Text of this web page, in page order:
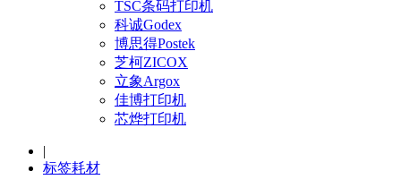
TSC条码打印机
科诚Godex
博思得Postek
芝柯ZICOX
立象Argox
佳博打印机
芯烨打印机
|
标签耗材